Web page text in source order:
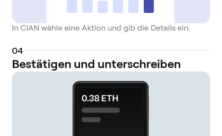
In CIAN wähle eine Aktion und gib die Details ein.
04
Bestätigen und unterschreiben